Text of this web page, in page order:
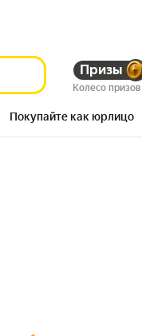
Призы
Колесо призов
Покупайте как юрлицо